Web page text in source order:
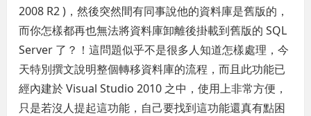
2008 R2 )，然後突然間有同事說他的資料庫是舊版的，
而你怎樣都再也無法將資料庫卸離後掛載到舊版的 SQL
Server 了？！這問題似乎不是很多人知道怎樣處理，今
天特別撰文說明整個轉移資料庫的流程，而且此功能已
經內建於 Visual Studio 2010 之中，使用上非常方便，
只是若沒人提起這功能，自己要找到這功能還真有點困